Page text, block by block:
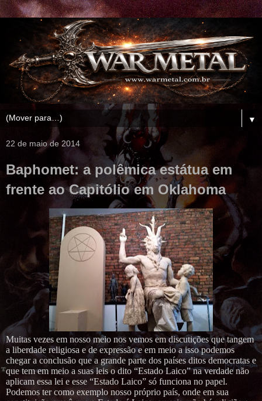
▼
22 de maio de 2014
Baphomet: a polêmica estátua em
frente ao Capitólio em Oklahoma
Muitas vezes em nosso meio nos vemos em discutições que tangem
a liberdade religiosa e de expressão e em meio a isso podemos
chegar a conclusão que a grande parte dos países ditos democratas e
que tem em meio a suas leis o dito “Estado Laico” na verdade não
aplicam essa lei e esse “Estado Laico” só funciona no papel.
Podemos ter como exemplo nosso próprio país, onde em sua